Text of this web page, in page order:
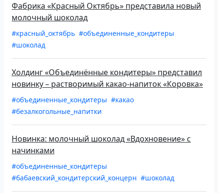
Фабрика «Красный Октябрь» представила новый
молочный шоколад
#красный_октябрь #объединенные_кондитеры
#шоколад
Холдинг «Объединённые кондитеры» представил
новинку – растворимый какао-напиток «Коровка»
#объединенные_кондитеры #какао
#безалкогольные_напитки
Новинка: молочный шоколад «Вдохновение» с
начинками
#объединенные_кондитеры
#бабаевский_кондитерский_концерн #шоколад